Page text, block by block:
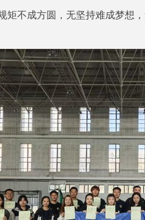
矩不成方圆，无坚持难成梦想